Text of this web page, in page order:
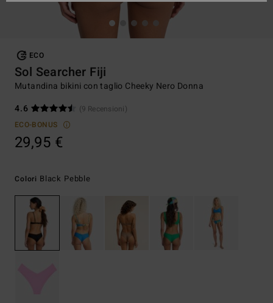
ECO
Sol Searcher Fiji
Mutandina bikini con taglio Cheeky Nero Donna
4.6
(9 Recensioni)
ECO-BONUS
29,95 €
Colori Black Pebble